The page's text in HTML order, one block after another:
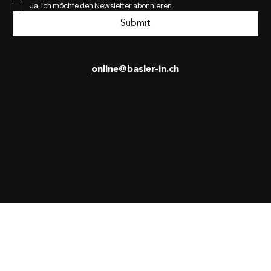
online@basler-in.ch
Ja, ich möchte den Newsletter abonnieren.
Submit